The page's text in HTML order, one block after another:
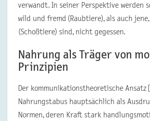
verwandt. In seiner Perspektive werden
wild und fremd (Raubtiere), als auch
(Schoßtiere) sind, nicht gegessen.
Nahrung als Träger von
Prinzipien
Der kommunikationstheoretische Ansatz
Nahrungstabus hauptsächlich als
Normen, deren Kraft stark